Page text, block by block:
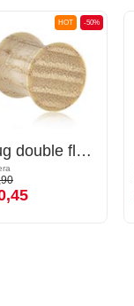
-50%
HOT
Plug double flared (madera)